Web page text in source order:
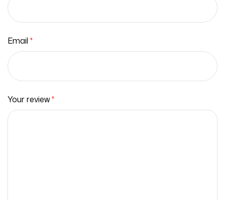
Your review*
Email *